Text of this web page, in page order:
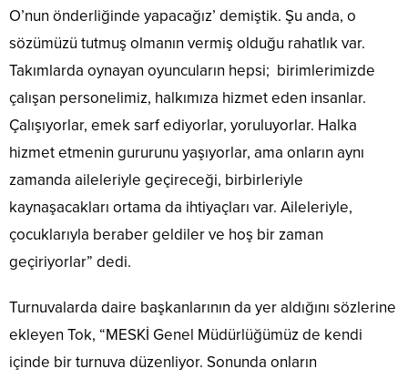
O’nun önderliğinde yapacağız’ demiştik. Şu anda, o
sözümüzü tutmuş olmanın vermiş olduğu rahatlık var.
Takımlarda oynayan oyuncuların hepsi; birimlerimizde
çalışan personelimiz, halkımıza hizmet eden insanlar.
Çalışıyorlar, emek sarf ediyorlar, yoruluyorlar. Halka
hizmet etmenin gururunu yaşıyorlar, ama onların aynı
zamanda aileleriyle geçireceği, birbirleriyle
kaynaşacakları ortama da ihtiyaçları var. Aileleriyle,
çocuklarıyla beraber geldiler ve hoş bir zaman
geçiriyorlar” dedi.
Turnuvalarda daire başkanlarının da yer aldığını sözlerine
ekleyen Tok, “MESKİ Genel Müdürlüğümüz de kendi
içinde bir turnuva düzenliyor. Sonunda onların